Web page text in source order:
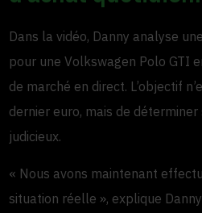
Dans la vidéo, Danny analyse
pour une Volkswagen Polo GTI
de marché en direct. L’objectif
dernier euro, mais de
judicieux.
« Nous avons maintenant
situation réelle », explique